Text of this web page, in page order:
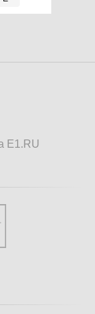
E1.RU